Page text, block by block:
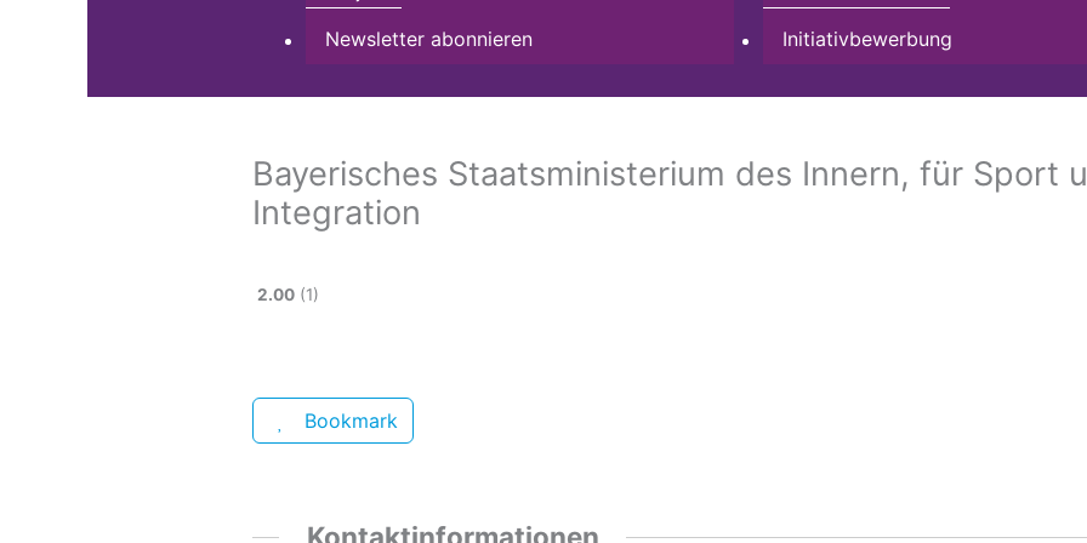
Newsletter abonnieren
Initiativbewerbung
Bayerisches Staatsministerium des Innern, für Sport
Integration
2.00 1
Bookmark